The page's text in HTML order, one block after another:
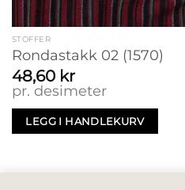
STOFFER
Rondastakk 02 (1570)
48,60 kr
pr. desimeter
LEGG I HANDLEKURV